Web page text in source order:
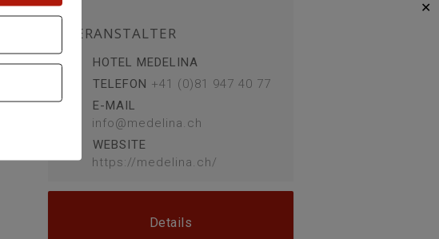
✕
VERANSTALTER
HOTEL MEDELINA
TELEFON +41 (0)81 947 40 77
E-MAIL
info@medelina.ch
WEBSITE
https://medelina.ch/
Details